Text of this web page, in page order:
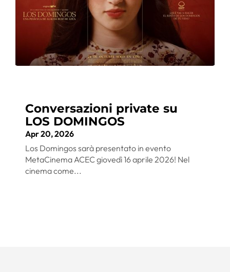
Conversazioni private su
LOS DOMINGOS
Apr 20, 2026
Los Domingos sarà presentato in evento
MetaCinema ACEC giovedì 16 aprile 2026! Nel
cinema come...